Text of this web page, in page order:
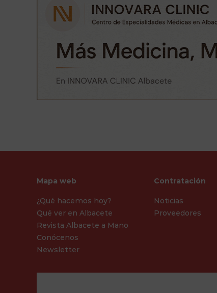
Mapa web
¿Qué hacemos hoy?
Qué ver en Albacete
Revista Albacete a Mano
Conócenos
Newsletter
Contratación
Noticias
Proveedores